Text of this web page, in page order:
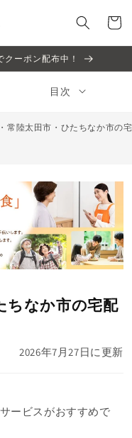
ー
クーポン配布中！
目次
常陸太田市・ひたちなか市の
ちなか市の宅配
2026年7月27日に更新
ービスがおすすめで